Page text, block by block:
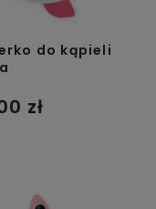
do kąpieli
zł